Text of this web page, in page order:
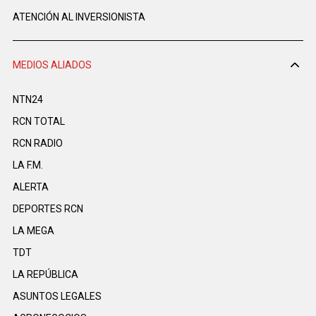
ATENCIÓN AL INVERSIONISTA
MEDIOS ALIADOS
NTN24
RCN TOTAL
RCN RADIO
LA F.M.
ALERTA
DEPORTES RCN
LA MEGA
TDT
LA REPÚBLICA
ASUNTOS LEGALES